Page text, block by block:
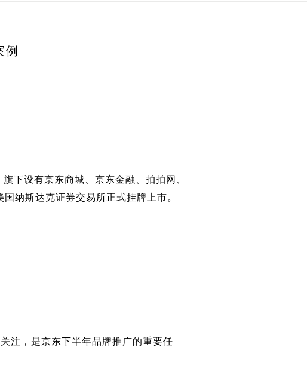
例
下设有京东商城、京东金融、拍拍网、
纳斯达克证券交易所正式挂牌上市。
注，是京东下半年品牌推广的重要任